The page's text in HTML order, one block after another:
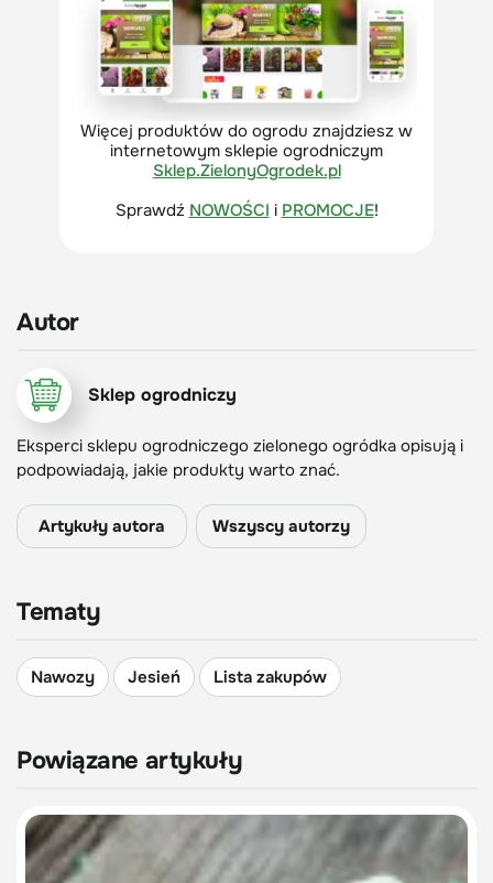
Więcej produktów do ogrodu znajdziesz w
internetowym sklepie ogrodniczym
Sklep.ZielonyOgrodek.pl
Sprawdź NOWOŚCI i PROMOCJE!
Autor
Sklep ogrodniczy
Eksperci sklepu ogrodniczego zielonego ogródka opisują i
podpowiadają, jakie produkty warto znać.
Artykuły autora Wszyscy autorzy
Tematy
Nawozy Jesień Lista zakupów
Powiązane artykuły